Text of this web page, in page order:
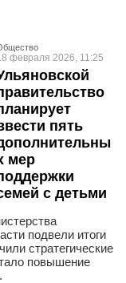
февраля 2026, 11:25
пять
мер
с детьми
подвели итоги
стратегические
повышение